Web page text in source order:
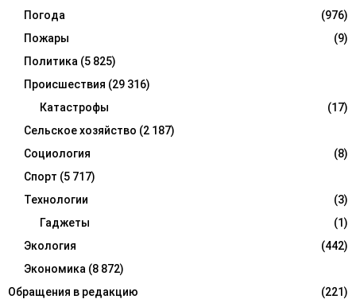
Погода
(976)
Пожары
(9)
Политика (5 825)
Происшествия (29 316)
Катастрофы
(17)
Сельское хозяйство (2 187)
Социология
(8)
Спорт (5 717)
Технологии
(3)
Гаджеты
(1)
Экология
(442)
Экономика (8 872)
Обращения в редакцию
(221)